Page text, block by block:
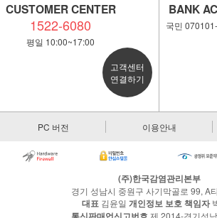
CUSTOMER CENTER
1522-6080
평일 10:00~17:00
고객센터
연결하기
BANK
국민
PC 버전 이용안내
(주)한국감염관리본부
경기 성남시 중원구 사기막골로 99, A
대표 김윤일 개인정보 보호 책임자